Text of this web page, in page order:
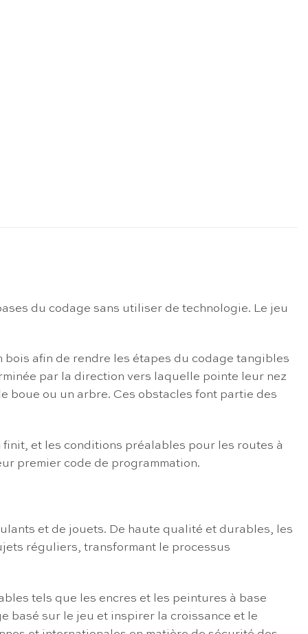
du codage sans utiliser de technologie. Le jeu
bois afin de rendre les étapes du codage tangibles
par la direction vers laquelle pointe leur nez
boue ou un arbre. Ces obstacles font partie des
finit, et les conditions préalables pour les routes à
premier code de programmation.
et de jouets. De haute qualité et durables, les
réguliers, transformant le processus
tels que les encres et les peintures à base
basé sur le jeu et inspirer la croissance et le